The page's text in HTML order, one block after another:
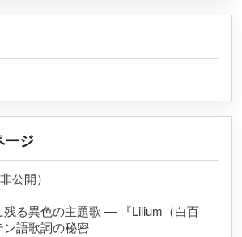
ージ
公開）
残る異色の主題歌 — 『Lilium（白百
語歌詞の秘密